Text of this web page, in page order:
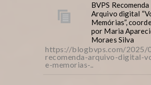
BVPS Recomenda
Arquivo digital
Memórias”,
por Maria
Moraes Silva
https://blogbvps.com/2025/
recomenda-arquivo-digital-
e-memorias-..